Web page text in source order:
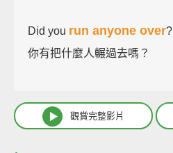
Did you run anyone over?
你有把什麼人輾過去嗎？
觀賞完整影片